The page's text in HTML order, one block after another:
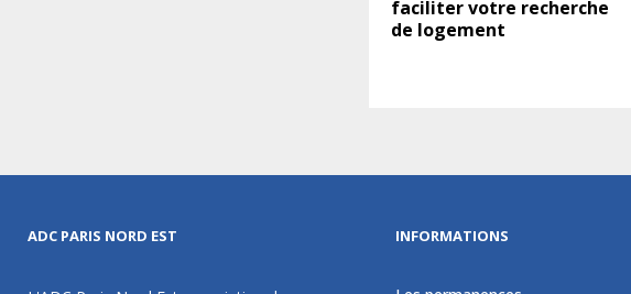
faciliter votre recherche
de logement
ADC PARIS NORD EST INFORMATIONS